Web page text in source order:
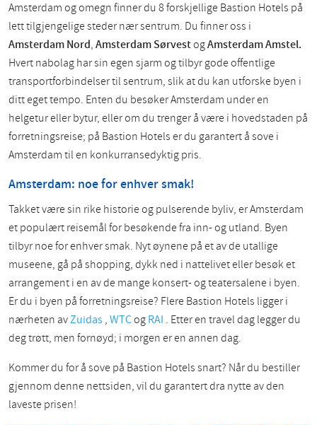
Amsterdam og omegn finner du 8 forskjellige Bastion Hotels på
lett tilgjengelige steder nær sentrum. Du finner oss i
Amsterdam Nord,Amsterdam SørvestogAmsterdam Amstel.
Hvert nabolag har sin egen sjarm og tilbyr gode offentlige
transportforbindelser til sentrum, slik at du kan utforske byen i
ditt eget tempo. Enten du besøker Amsterdam under en
helgetur eller bytur, eller om du trenger å være i hovedstaden på
forretningsreise; på Bastion Hotels er du garantert å sove i
Amsterdam til en konkurransedyktig pris.
Amsterdam: noe for enhver smak!
Takket være sin rike historie og pulserende byliv, er Amsterdam
et populært reisemål for besøkende fra inn- og utland. Byen
tilbyr noe for enhver smak. Nyt øynene på et av de utallige
museene, gå på shopping, dykk ned i nattelivet eller besøk et
arrangement i en av de mange konsert- og teatersalene i byen.
Er du i byen på forretningsreise? Flere Bastion Hotels ligger i
nærheten avZuidas ,WTCogRAI . Etter en travel dag legger du
deg trøtt, men fornøyd; i morgen er en annen dag.
Kommer du for å sove på Bastion Hotels snart? Når du bestiller
gjennom denne nettsiden, vil du garantert dra nytte av den
laveste prisen!